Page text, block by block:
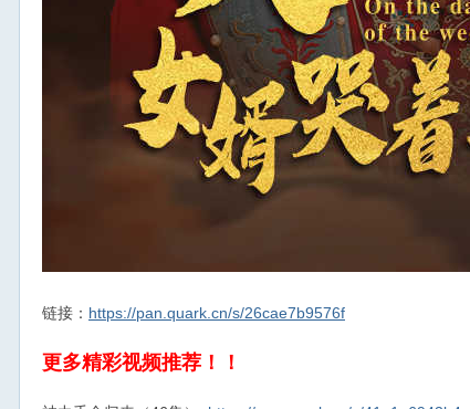
链接： https://pan.quark.cn/s/26cae7b9576f
更多精彩视频推荐！！